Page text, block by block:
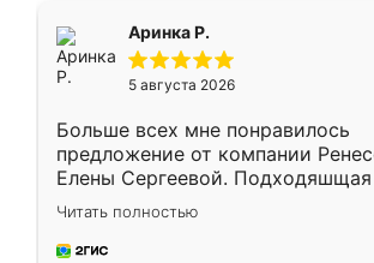
Аринка Р.
5 августа 2026
Больше всех мне понравилось
предложение от компании
Елены Сергеевой. Подходяшщая
короткие сроки изготовления.
для замера сотрудник Владислав
предложил по моему эскизу
Читать полностью